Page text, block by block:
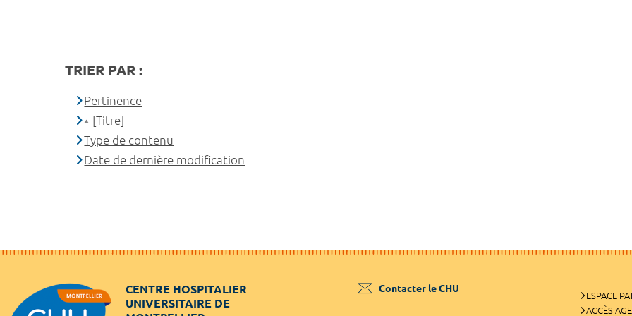
TRIER PAR :
Pertinence
[Titre]
Type de contenu
Date de dernière modification
CENTRE HOSPITALIER
UNIVERSITAIRE DE
Contacter le CHU
ESPACE
ACCÈS